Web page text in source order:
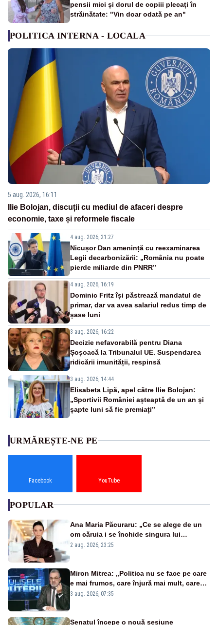
pensii mici și dorul de copiii plecați în
străinătate: "Vin doar odată pe an"
POLITICA INTERNA - LOCALA
5 aug. 2026, 16:11
Ilie Bolojan, discuții cu mediul de afaceri despre
economie, taxe și reformele fiscale
4 aug. 2026, 21:27
Nicușor Dan amenință cu reexaminarea
Legii decarbonizării: „România nu poate
pierde miliarde din PNRR”
4 aug. 2026, 16:19
Dominic Fritz își păstrează mandatul de
primar, dar va avea salariul redus timp de
șase luni
3 aug. 2026, 16:22
Decizie nefavorabilă pentru Diana
Șoșoacă la Tribunalul UE. Suspendarea
ridicării imunității, respinsă
3 aug. 2026, 14:44
Elisabeta Lipă, apel către Ilie Bolojan:
„Sportivii României așteaptă de un an și
șapte luni să fie premiați”
URMĂREȘTE-NE PE
Facebook YouTube
POPULAR
Ana Maria Păcuraru: „Ce se alege de un
om căruia i se închide singura lui
portiță?”
2 aug. 2026, 23:25
Miron Mitrea: „Politica nu se face pe care
e mai frumos, care înjură mai mult, care
țipă mai tare, ci pe proiecte”
3 aug. 2026, 07:35
Senatul începe o nouă sesiune